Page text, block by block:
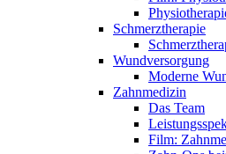
Schmerztherapie
Wundversorgung
Moderne
Zahnmedizin
Das Team
Film: